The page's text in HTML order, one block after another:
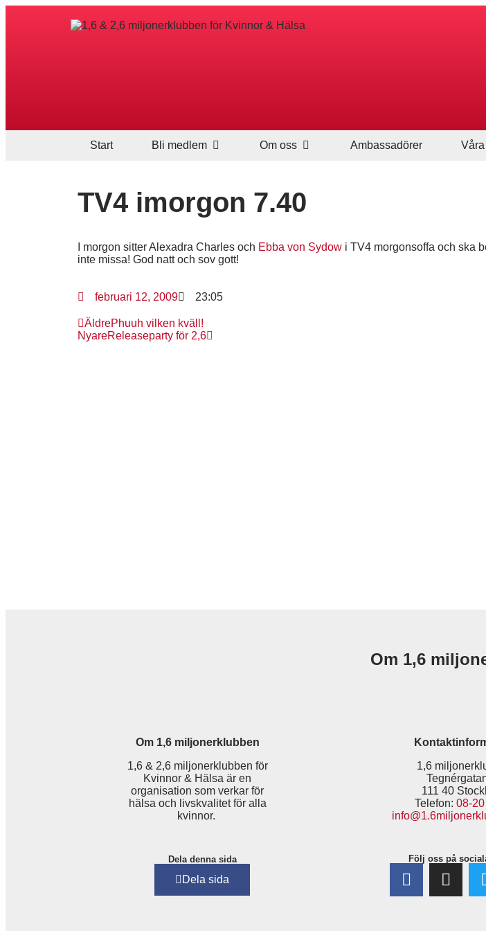
Start Bli medlem Om oss Ambassadörer
TV4 imorgon 7.40
I morgon sitter Alexadra Charles och Ebba von Sydow i TV4 morgonsoffa och ska
inte missa! God natt och sov gott!
februari 12, 2009 23:05
ÄldrePhuuh vilken kväll!
NyareReleaseparty för 2,6
Om 1,6
Om 1,6 miljonerklubben
1,6 & 2,6 miljonerklubben för
Kvinnor & Hälsa är en
organisation som verkar för
hälsa och livskvalitet för alla
kvinnor.
1,6
111 40
Telefon:08-
Dela denna sida
Dela sida
Följ oss på